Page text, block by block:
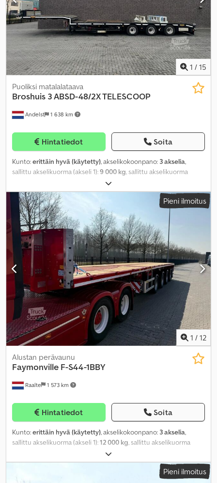
1 / 15
Andelst 1 638 km
Puoliksi matalalataava
Broshuis 3 ABSD-48/2X TELESCOOP
Hintatiedot Soita
Kunto:erittäin hyvä (käytetty), akselikokoonpano: 3 akselia,
sallittu akselikuorma (akseli 1):9 000 kg, sallittu akselikuorma
, sallittu akselikuorma (akseli 3):
ensirekisteröinti:06/2009, kokonaisleveys:2 550 mm, väri:musta,
Valmistusvuosi:2009 Pieni ilmoitus
1 / 12
Raalte 1 573 km
Alustan perävaunu
Faymonville F-S44-1BBY
Hintatiedot Soita
Kunto:erittäin hyvä (käytetty), akselikokoonpano: 3 akselia,
sallittu akselikuorma (akseli 1):12 000 kg, sallittu akselikuorma
, sallittu akselikuorma (akseli 3):
kuormatilan pituus:13 600 mm, lastitilan leveys:2 540 mm,
13 600 mm,
Pieni ilmoitus